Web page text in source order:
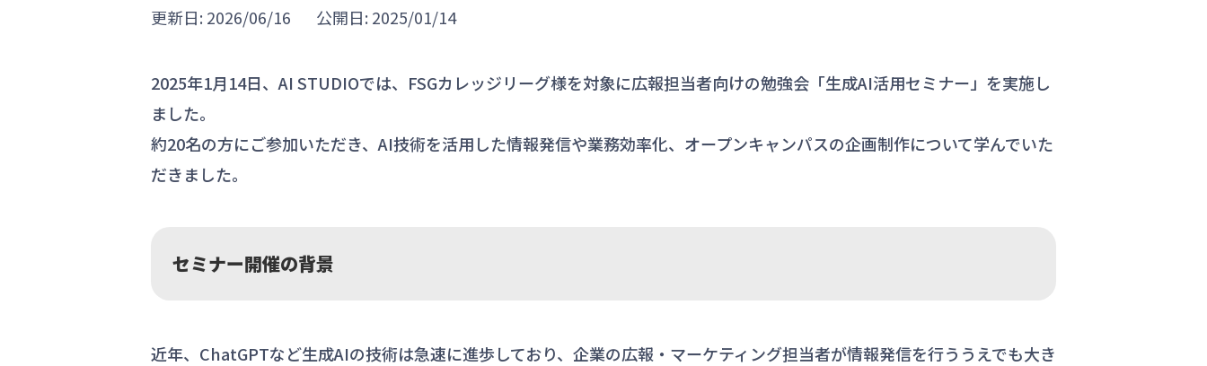
更新日: 2026/06/16 公開日: 2025/01/14
2025年1月14日、AI STUDIOでは、FSGカレッジリーグ様を対象に広報担当者向けの勉強会「生成AI活用セミナー」を実施し
ました。
約20名の方にご参加いただき、AI技術を活用した情報発信や業務効率化、オープンキャンパスの企画制作について学んでいた
だきました。
セミナー開催の背景
近年、ChatGPTなど生成AIの技術は急速に進歩しており、企業の広報・マーケティング担当者が情報発信を行ううえでも大き